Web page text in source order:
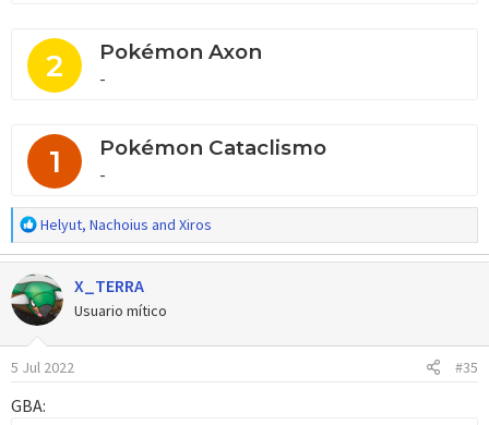
2 Pokémon Axon
-
1 Pokémon Cataclismo
-
R
e
a
c
c
i
o
n
s
Helyut, Nachoius and Xiros
X_TERRA
Usuario mítico
5 Jul 2022 #35
GBA: